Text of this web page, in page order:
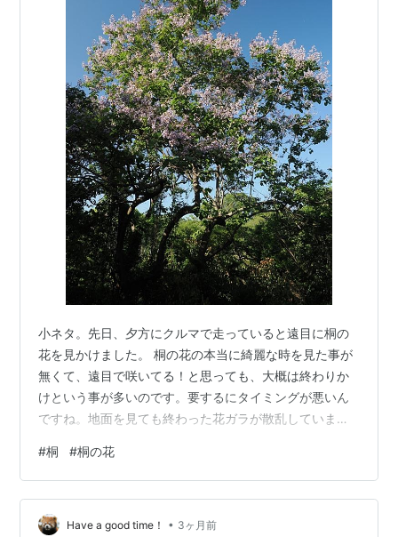
小ネタ。先日、夕方にクルマで走っていると遠目に桐の
花を見かけました。 桐の花の本当に綺麗な時を見た事が
無くて、遠目で咲いてる！と思っても、大概は終わりか
けという事が多いのです。要するにタイミングが悪いん
ですね。地面を見ても終わった花ガラが散乱していま
四節季の清明（4月上旬）初候にあたるそうですが、概ね
5月に咲く花と認識されている筈。なぜ暦がこうなってい
るのかは、私にゃ分かりませぬ。 ※26/05/23追記：この
ズレについて調べてみたところ、解釈の違いも含めて複
#桐 #桐の花
Have a good time！ • 3ヶ月前